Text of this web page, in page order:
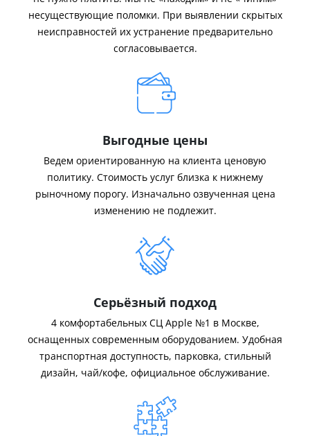
несуществующие поломки. При выявлении скрытых
неисправностей их устранение предварительно
согласовывается.
Выгодные цены
Ведем ориентированную на клиента ценовую
политику. Стоимость услуг близка к нижнему
рыночному порогу. Изначально озвученная цена
изменению не подлежит.
Серьёзный подход
4 комфортабельных СЦ Apple №1 в Москве,
оснащенных современным оборудованием. Удобная
транспортная доступность, парковка, стильный
дизайн, чай/кофе, официальное обслуживание.